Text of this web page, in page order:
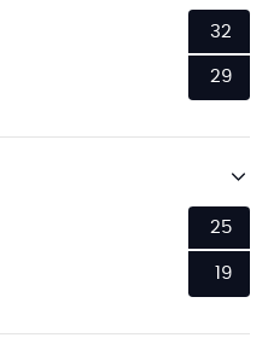
32
29
25
19